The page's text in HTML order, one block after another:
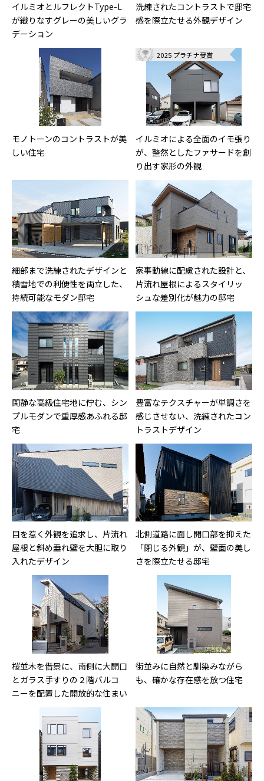
イルミオとルフレクトType-L
が織りなすグレーの美しいグラ
デーション
洗練されたコントラストで邸宅
感を際立たせる外観デザイン
モノトーンのコントラストが美
しい住宅
2025 プラチナ受賞
イルミオによる全面のイモ張り
が、整然としたファサードを創
り出す家形の外観
細部まで洗練されたデザインと
積雪地での利便性を両立した、
持続可能なモダン邸宅
家事動線に配慮された設計と、
片流れ屋根によるスタイリッ
シュな差別化が魅力の邸宅
閑静な高級住宅地に佇む、シン
プルモダンで重厚感あふれる邸
宅
豊富なテクスチャーが単調さを
感じさせない、洗練されたコン
トラストデザイン
目を惹く外観を追求し、片流れ
屋根と斜め垂れ壁を大胆に取り
入れたデザイン
北側道路に面し開口部を抑えた
「閉じる外観」が、壁面の美し
さを際立たせる邸宅
桜並木を借景に、南側に大開口
とガラス手すりの２階バルコ
ニーを配置した開放的な住まい
街並みに自然と馴染みながら
も、確かな存在感を放つ住宅